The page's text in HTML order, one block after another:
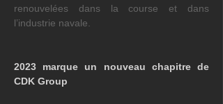
renouvelées dans la course et dans
l’industrie navale.
2023 marque un nouveau chapitre de
CDK Group